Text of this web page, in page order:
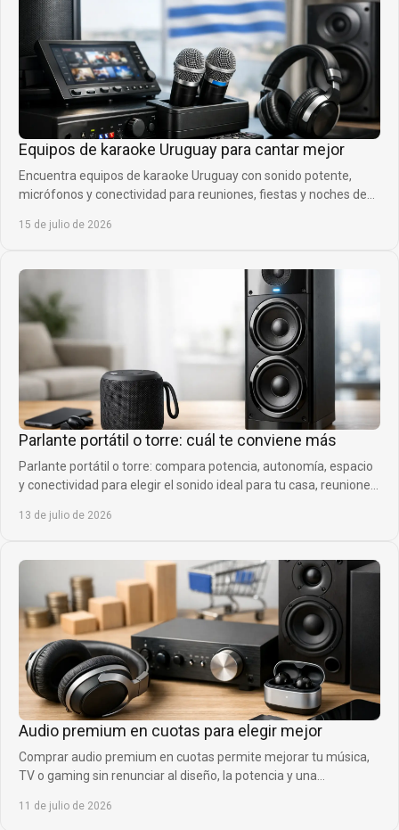
Equipos de karaoke Uruguay para cantar mejor
Encuentra equipos de karaoke Uruguay con sonido potente,
micrófonos y conectividad para reuniones, fiestas y noches de
15 de julio de 2026
Parlante portátil o torre: cuál te conviene más
Parlante portátil o torre: compara potencia, autonomía, espacio
y conectividad para elegir el sonido ideal para tu casa, reuniones
13 de julio de 2026
Audio premium en cuotas para elegir mejor
Comprar audio premium en cuotas permite mejorar tu música,
TV o gaming sin renunciar al diseño, la potencia y una
11 de julio de 2026